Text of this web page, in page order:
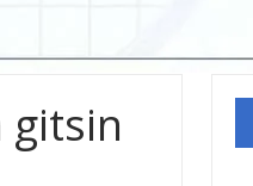
gitsin